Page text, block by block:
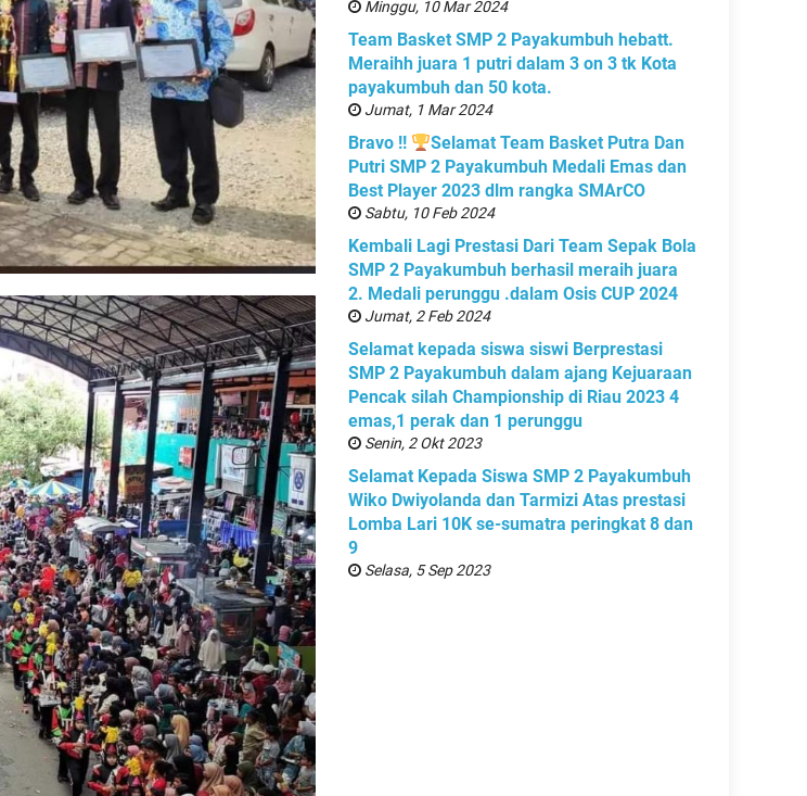
Minggu, 10 Mar 2024
Team Basket SMP 2 Payakumbuh hebatt.
Meraihh juara 1 putri dalam 3 on 3 tk Kota
payakumbuh dan 50 kota.
Jumat, 1 Mar 2024
Bravo !!
Selamat Team Basket Putra Dan
Putri SMP 2 Payakumbuh Medali Emas dan
Best Player 2023 dlm rangka SMArCO
Sabtu, 10 Feb 2024
Kembali Lagi Prestasi Dari Team Sepak Bola
SMP 2 Payakumbuh berhasil meraih juara
2. Medali perunggu .dalam Osis CUP 2024
Jumat, 2 Feb 2024
Selamat kepada siswa siswi Berprestasi
SMP 2 Payakumbuh dalam ajang Kejuaraan
Pencak silah Championship di Riau 2023 4
emas,1 perak dan 1 perunggu
Senin, 2 Okt 2023
Selamat Kepada Siswa SMP 2 Payakumbuh
Wiko Dwiyolanda dan Tarmizi Atas prestasi
Lomba Lari 10K se-sumatra peringkat 8 dan
9
Selasa, 5 Sep 2023